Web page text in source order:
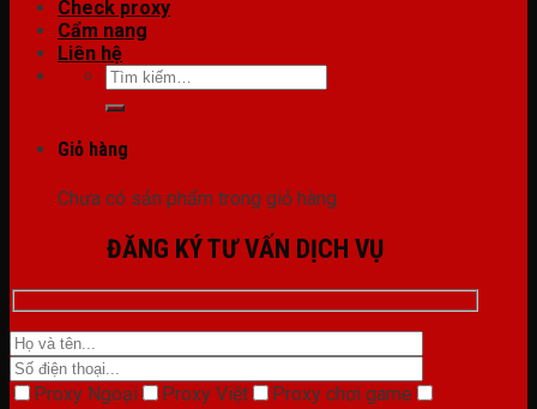
Check proxy
Cẩm nang
Liên hệ
Tìm
kiếm:
Giỏ hàng
Chưa có sản phẩm trong giỏ hàng.
ĐĂNG KÝ TƯ VẤN DỊCH VỤ
Proxy Ngoại Proxy Việt
Proxy chơi game